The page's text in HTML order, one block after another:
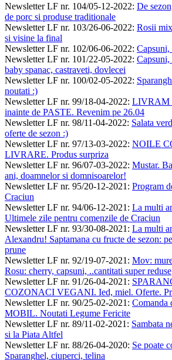
Newsletter LF nr. 104/05-12-2022: De
de porc si produse traditionale
Newsletter LF nr. 103/26-06-2022: Rosii
si visine la final
Newsletter LF nr. 102/06-06-2022: Capsuni,
Newsletter LF nr. 101/22-05-2022:
baby spanac, castraveti, dovlecei
Newsletter LF nr. 100/02-05-2022:
noutati :)
Newsletter LF nr. 99/18-04-2022: LIVRAM
inainte de PASTE. Revenim pe 26.04
Newsletter LF nr. 98/11-04-2022: Salata
oferte de sezon :)
Newsletter LF nr. 97/13-03-2022: NOILE
LIVRARE. Produs surpriza
Newsletter LF nr. 96/07-03-2022: Mustar.
ani, doamnelor si domnisoarelor!
Newsletter LF nr. 95/20-12-2021 : Program
Craciun
Newsletter LF nr. 94/06-12-2021 : La multi
Ultimele zile pentru comenzile de Craciun
Newsletter LF nr. 93/30-08-2021 : La multi
Alexandru! Saptamana cu fructe de sezon:
prune
Newsletter LF nr. 92/19-07-2021 : Mov:
Rosu: cherry, capsuni, ..cantitati super reduse
Newsletter LF nr. 91/26-04-2021 :
COZONACI VEGANI. Ied, miel. Oferte.
Newsletter LF nr. 90/25-02-2021 :
MOBIL. Noutati Legume Fericite
Newsletter LF nr. 89/11-02-2021 : Sambata
si la Piata Altfel
Newsletter LF nr. 88/26-04-2020: Se poate
Sparanghel, ciuperci, telina